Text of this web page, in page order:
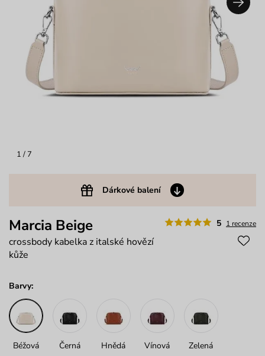
1 / 7
Dárkové balení
5 1 recenze
Marcia Beige
crossbody kabelka z italské hovězí
kůže
Barvy:
Béžová Černá Hnědá Vínová Zelená